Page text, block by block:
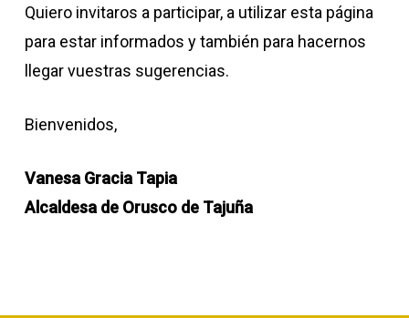
Quiero invitaros a participar, a utilizar esta página
para estar informados y también para hacernos
llegar vuestras sugerencias.
Bienvenidos,
Vanesa Gracia Tapia
Alcaldesa de Orusco de Tajuña